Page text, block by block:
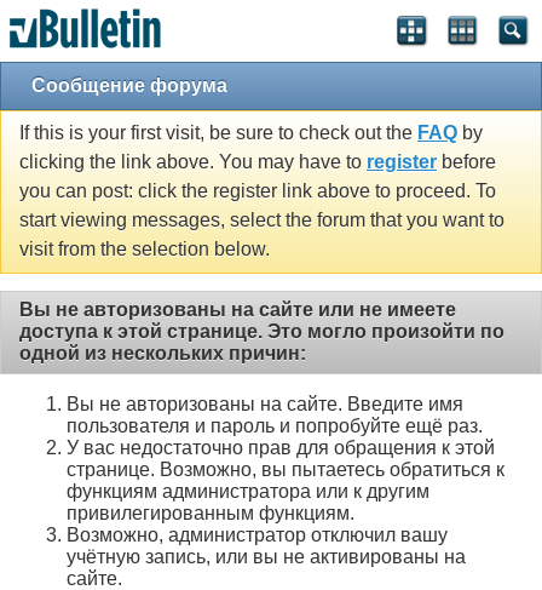
Сообщение форума
If this is your first visit, be sure to check out the FAQ by
clicking the link above. You may have to register before
you can post: click the register link above to proceed. To
start viewing messages, select the forum that you want to
visit from the selection below.
Вы не авторизованы на сайте или не имеете
доступа к этой странице. Это могло произойти по
одной из нескольких причин:
Вы не авторизованы на сайте. Введите имя
пользователя и пароль и попробуйте ещё раз.
У вас недостаточно прав для обращения к этой
странице. Возможно, вы пытаетесь обратиться к
функциям администратора или к другим
привилегированным функциям.
Возможно, администратор отключил вашу
учётную запись, или вы не активированы на
сайте.